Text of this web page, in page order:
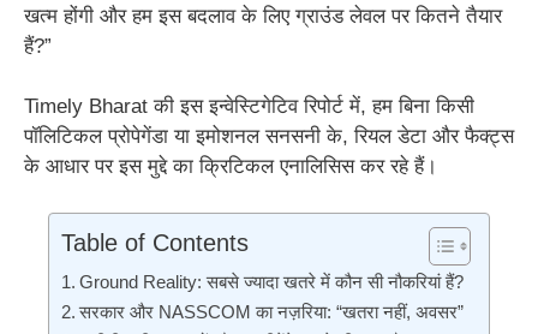
खत्म होंगी और हम इस बदलाव के लिए ग्राउंड लेवल पर कितने तैयार
हैं?”
Timely Bharat की इस इन्वेस्टिगेटिव रिपोर्ट में, हम बिना किसी
पॉलिटिकल प्रोपेगेंडा या इमोशनल सनसनी के, रियल डेटा और फैक्ट्स
के आधार पर इस मुद्दे का क्रिटिकल एनालिसिस कर रहे हैं।
Table of Contents
Ground Reality: सबसे ज्यादा खतरे में कौन सी नौकरियां हैं?
सरकार और NASSCOM का नज़रिया: “खतरा नहीं, अवसर”